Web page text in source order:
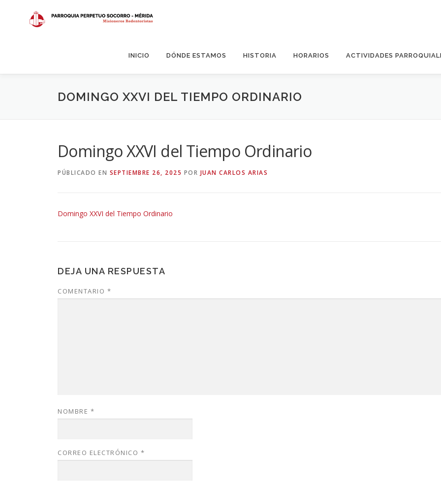
contenido
INICIO DÓNDE ESTAMOS HISTORIA HORARIOS ACTIVIDADES
DOMINGO XXVI DEL TIEMPO ORDINARIO
Domingo XXVI del Tiempo Ordinario
PÚBLICADO EN SEPTIEMBRE 26, 2025 POR JUAN CARLOS ARIAS
Domingo XXVI del Tiempo Ordinario
DEJA UNA RESPUESTA
COMENTARIO *
NOMBRE *
CORREO ELECTRÓNICO *